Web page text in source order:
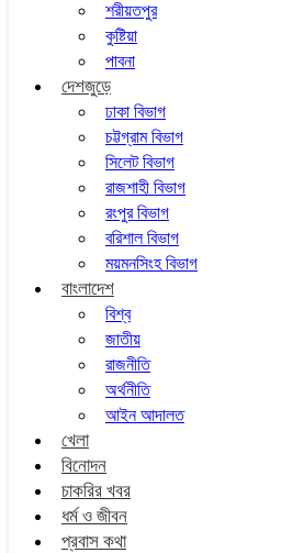
শরীয়তপুর
কুষ্টিয়া
পাবনা
দেশজুড়ে
ঢাকা বিভাগ
চট্টগ্রাম বিভাগ
সিলেট বিভাগ
রাজশাহী বিভাগ
রংপুর বিভাগ
বরিশাল বিভাগ
ময়মনসিংহ বিভাগ
বাংলাদেশ
বিশ্ব
জাতীয়
রাজনীতি
অর্থনীতি
আইন আদালত
খেলা
বিনোদন
চাকরির খবর
ধর্ম ও জীবন
প্রবাস কথা